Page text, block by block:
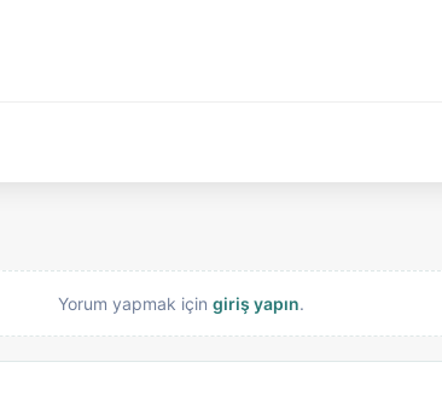
Yorum yapmak için giriş yapın.